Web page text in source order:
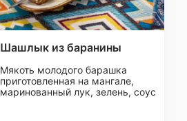
Шашлык из баранины
Мякоть молодого барашка
приготовленная на мангале,
маринованный лук, зелень, соус